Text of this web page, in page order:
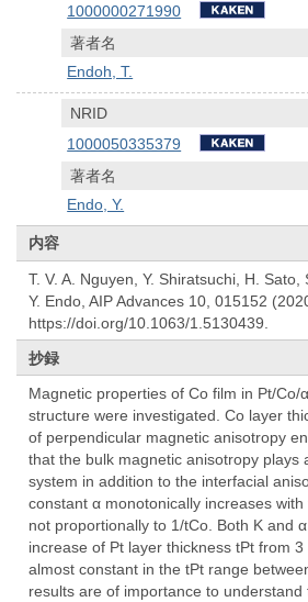
1000000271990
著者名
Endoh, T.
NRID
1000050335379
著者名
Endo, Y.
内容
T. V. A. Nguyen, Y. Shiratsuchi, H.
Y. Endo, AIP Advances 10, 015152
https://doi.org/10.1063/1.5130439.
抄録
Magnetic properties of Co film in Pt/Co/
structure were investigated. Co layer
of perpendicular magnetic anisotropy
that the bulk magnetic anisotropy plays
system in addition to the interfacial
constant α monotonically increases
not proportionally to 1/tCo. Both K and
increase of Pt layer thickness tPt from
almost constant in the tPt range
results are of importance to understand